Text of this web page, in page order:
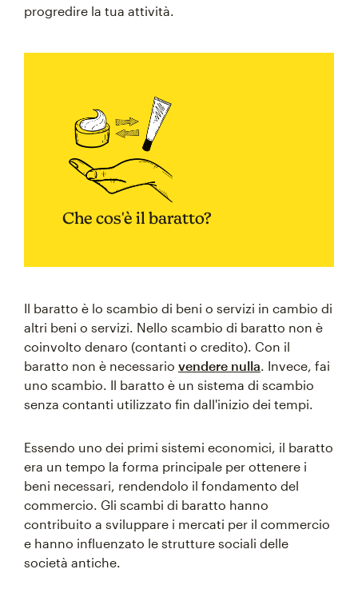
progredire la tua attività.
Che cos'è il baratto?
Il baratto è lo scambio di beni o servizi in cambio di
altri beni o servizi. Nello scambio di baratto non è
coinvolto denaro (contanti o credito). Con il
baratto non è necessario vendere nulla. Invece, fai
uno scambio. Il baratto è un sistema di scambio
senza contanti utilizzato fin dall'inizio dei tempi.
Essendo uno dei primi sistemi economici, il baratto
era un tempo la forma principale per ottenere i
beni necessari, rendendolo il fondamento del
commercio. Gli scambi di baratto hanno
contribuito a sviluppare i mercati per il commercio
e hanno influenzato le strutture sociali delle
società antiche.